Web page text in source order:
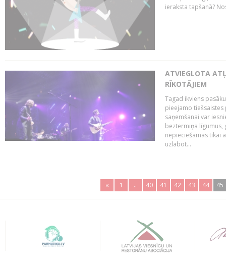
ieraksta tapšanā?
ATVIEGLOTA
RĪKOTĀJIEM
Tagad ikviens
pieejamo tiešsaistes
saņemšanai var
beztermiņa līgumus,
nepieciešamas tikai
uzlabot...
« 1 .. 40 41 42 43 44 45